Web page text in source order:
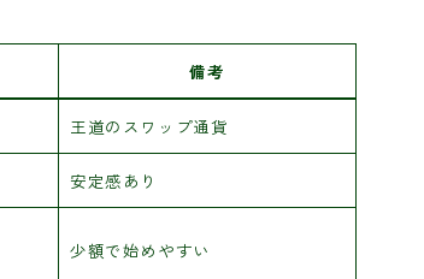
備考
王道のスワップ通貨
安定感あり
少額で始めやすい